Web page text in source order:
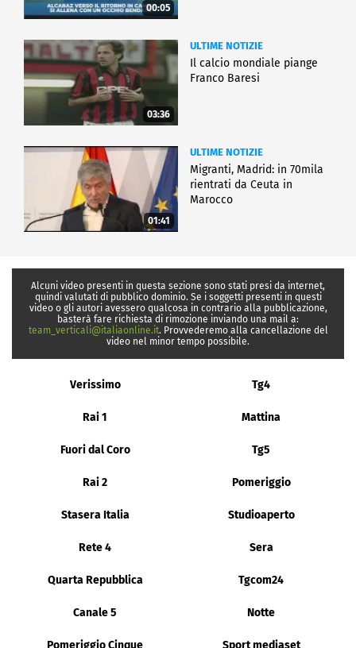
00:05
03:36
ULTIME NOTIZIE
Il calcio mondiale piange
Franco Baresi
01:41
ULTIME NOTIZIE
Migranti, Madrid: in 70mila
rientrati da Ceuta in
Marocco
Alcuni video presenti in questa sezione sono stati presi da internet,
quindi valutati di pubblico dominio. Se i soggetti presenti in questi
video o gli autori avessero qualcosa in contrario alla pubblicazione,
basterà fare richiesta di rimozione inviando una mail a:
team_verticali@italiaonline.it. Provvederemo alla cancellazione del
video nel minor tempo possibile.
Verissimo Tg4
Rai 1 Mattina
Fuori dal Coro Tg5
Rai 2 Pomeriggio
Stasera Italia Studioaperto
Rete 4 Sera
Quarta Repubblica Tgcom24
Canale 5 Notte
Pomeriggio Cinque Sport mediaset